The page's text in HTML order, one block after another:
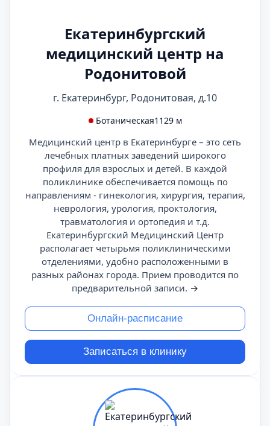
Екатеринбургский
медицинский центр на
Родонитовой
г. Екатеринбург, Родонитовая, д.10
Ботаническая1129 м
Медицинский центр в Екатеринбурге – это сеть
лечебных платных заведений широкого
профиля для взрослых и детей. В каждой
поликлинике обеспечивается помощь по
направлениям - гинекология, хирургия, терапия,
неврология, урология, проктология,
травматология и ортопедия и т.д.
Екатеринбургский Медицинский Центр
располагает четырьмя поликлиническими
отделениями, удобно расположенными в
разных районах города. Прием проводится по
предварительной записи. →
Онлайн-расписание
Записаться в клинику